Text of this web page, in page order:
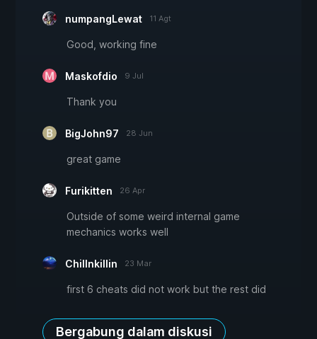
numpangLewat 11 Agt
Good, working fine
Maskofdio 9 Jul
Thank you
BigJohn97 28 Jun
great game
Furikitten 26 Apr
Outside of some weird internal game
mechanics works well
Chillnkillin 23 Mar
first 6 cheats did not work but the rest did
Bergabung dalam diskusi